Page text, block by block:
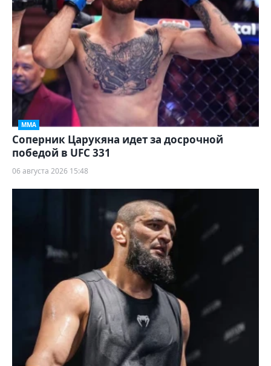
ММА
Соперник Царукяна идет за досрочной
победой в UFC 331
06 августа 2026 15:48